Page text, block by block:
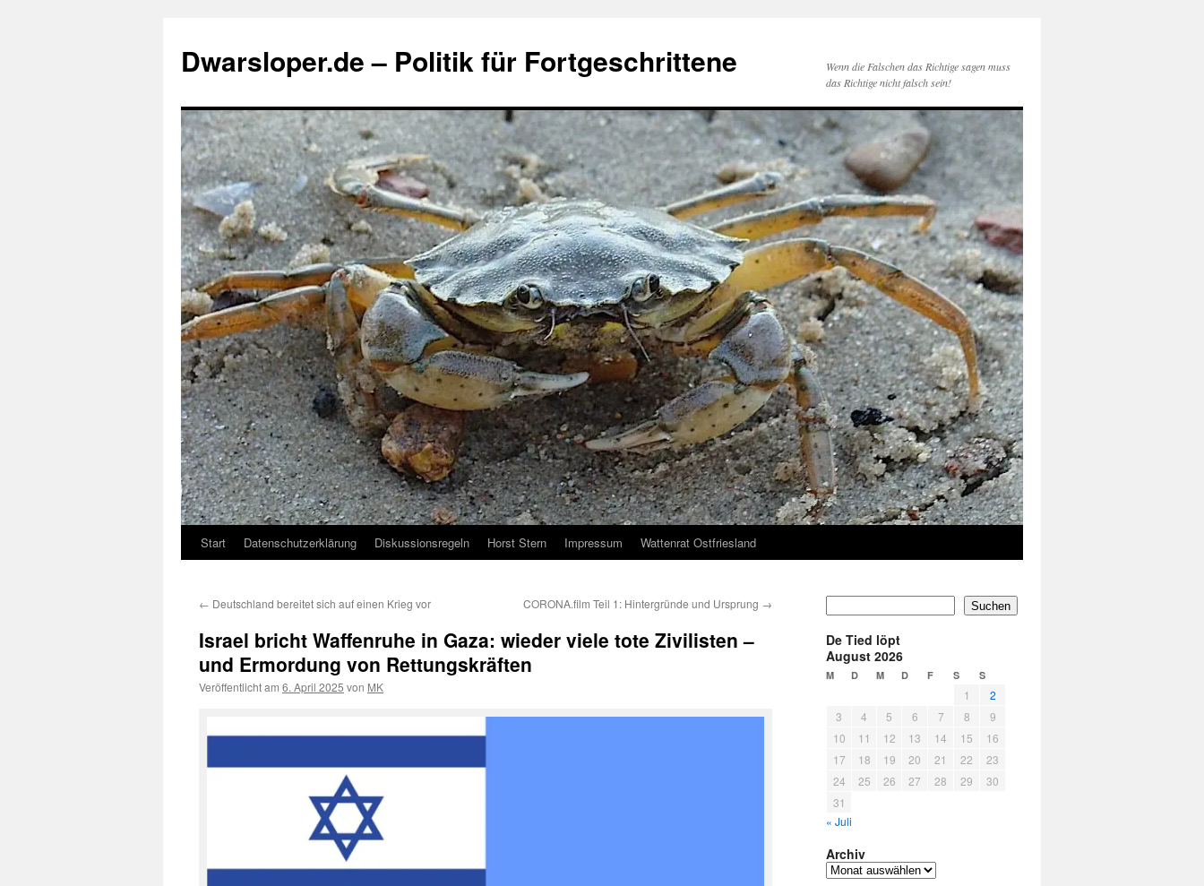
springen
Dwarsloper.de – Politik für Fortgeschrittene
Wenn die Falschen das Richtige sagen muss
das Richtige nicht falsch sein!
Start Datenschutzerklärung Diskussionsregeln Horst Stern Impressum Wattenrat Ostfriesland
← Deutschland bereitet sich auf einen Krieg vor CORONA.film Teil 1: Hintergründe und Ursprung →
Israel bricht Waffenruhe in Gaza: wieder viele tote Zivilisten –
und Ermordung von Rettungskräften
Veröffentlicht am 6. April 2025 von MK
Suchen
De Tied löpt
August 2026
M D M D F S S
1
2
3
4 5 6 7 8
9
10
11 12 13 14 15
16
17
18 19 20 21 22
23
24
25 26 27 28 29
30
31
« Juli
Archiv
Archiv